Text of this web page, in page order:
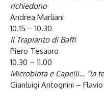
richiedono
Andrea Marliani
10.15 – 10.30
Il Trapianto di Baffi
Piero Tesauro
10.30 – 11.00
Microbiota e Capelli… “la
Gianluigi Antognini –